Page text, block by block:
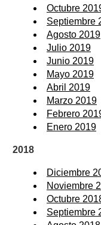
Octubre
Septiembre
Agosto 2019
Julio 2019
Junio 2019
Mayo 2019
Abril 2019
Marzo 2019
Febrero
Enero 2019
2018
Diciembre
Noviembre
Octubre
Septiembre